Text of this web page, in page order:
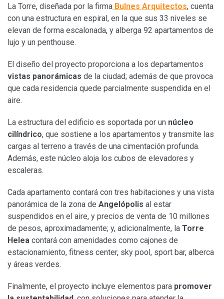
La Torre, diseñada por la firma Bulnes Arquitectos, cuenta
con una estructura en espiral, en la que sus 33 niveles se
elevan de forma escalonada, y alberga 92 apartamentos de
lujo y un penthouse.
El diseño del proyecto proporciona a los departamentos
vistas panorámicas de la ciudad; además de que provoca
que cada residencia quede parcialmente suspendida en el
aire.
La estructura del edificio es soportada por un núcleo
cilíndrico, que sostiene a los apartamentos y transmite las
cargas al terreno a través de una cimentación profunda.
Además, este núcleo aloja los cubos de elevadores y
escaleras.
Cada apartamento contará con tres habitaciones y una vista
panorámica de la zona de Angelópolis al estar
suspendidos en el aire, y precios de venta de 10 millones
de pesos, aproximadamente; y, adicionalmente, la Torre
Helea contará con amenidades como cajones de
estacionamiento, fitness center, sky pool, sport bar, alberca
y áreas verdes.
Finalmente, el proyecto incluye elementos para promover